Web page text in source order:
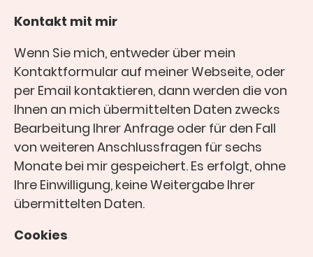
Kontakt mit mir
Wenn Sie mich, entweder über mein
Kontaktformular auf meiner Webseite, oder
per Email kontaktieren, dann werden die von
Ihnen an mich übermittelten Daten zwecks
Bearbeitung Ihrer Anfrage oder für den Fall
von weiteren Anschlussfragen für sechs
Monate bei mir gespeichert. Es erfolgt, ohne
Ihre Einwilligung, keine Weitergabe Ihrer
übermittelten Daten.
Cookies